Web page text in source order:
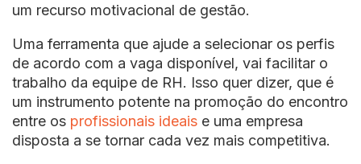
um recurso motivacional de gestão.
Uma ferramenta que ajude a selecionar os perfis
de acordo com a vaga disponível, vai facilitar o
trabalho da equipe de RH. Isso quer dizer, que é
um instrumento potente na promoção do encontro
entre os profissionais ideais e uma empresa
disposta a se tornar cada vez mais competitiva.